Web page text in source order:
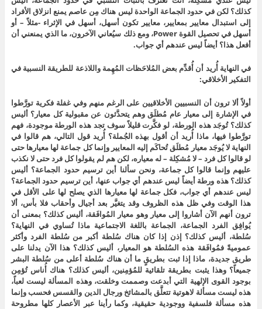
كذلك؟ لكن في حدود الجماعة الواحدة ليس هناك مِن عاصم يمنع انزلاق الأفراد
إلى استبدال معايير بمعايير، معايير تكون أسهل، أسهل في الإثراء -مثلاً – أو
أسهل في تحصيل القوة Power، ومع ذلك سيُعاني الآخرون، ما الذي يمنعني أن
أفعل هذا؟ أيضاً ليس عندهم أي جواب.
في النهاية أُريد أن أُقدِّم بعض المُلاحَظات المُهِمة واللاذعة للطريقة النسبية في
التفكير الأخلاقي:
أولاً ألا ترون أن النسبيين الأخلاقيين على الرغم منهم وفي غفلة فكرية تورَّطوا
في الإشارة إلى معيار عام مُطلَق وهم يتحدَّثون عن مقبولية كل معيار؟ أليس
كذلك؟ تُوجَد هذه الورطة، لو فكَّرت قليلاً سوف تجد هذه الورطة موجودة، فهم
تورَّطوا فيها، ماذا أُريد أن أقول بهذه الجُملة؟ أُريد قول التالي، هم قالوا في
النهاية لا يُوجَد معيار مُطلَق تُحاكَم إليه المعايير وإنما كل جماعة لها معيارها حتى
لو قالوا كل فرد – لا مُشكِلة – له معياره، لكن هم لم يقولوا كل فرد حتى لا نكذب
عليهم وإنما قالوا كل جماعة، ونحن سألنا أين ترسيم حدود الجماعة؟ أليس
كذلك؟ هذه ورطة أيضاً ليس عندهم أي جواب عنها، أين ترسيم حدود الجماعة؟
ليس عندهم أي جواب، فكل جماعة لها معيارها الذي يصلح لها على الأقل في
هذا الوقت وفي ظل هذه الظروف وقد يتغيَّر بعد أجيال وأحقاب فلا بأس، ألا
ترون أنهم الآن أشاروا إلى معيار وهو معيار المُوافَقة، أليس كذلك؟ بمعنى أن
يُوافِق الفرد الجماعة، الجماعة باللغة الاجتماعية ماذا تُساوي في النهاية؟
سُلطة، أليس كذلك؟ إذن إذا كان هناك سُلطة أكبر من سُلطة الفرد وأكثر
عموميةً فمُوافَقة هذه السُلطة هو المعيار، أليس كذلك؟ هذا الآن يدلنا على
طريق جديدة، ماذا إذا ثبت بطريقٍ ما أن هناك سُلطة أعلى من سُلطة البشر
جميعاً؟ وهذا يثبت بطريقة تلقائية للمُؤمِنين، أليس كذلك؟ هناك أُناس تُؤمِن
بوجود القوى الإلهية التي أبدعت وصممت وخلقت، وهذه المسألة ليست لعباً،
هذه ليست مسألة لاهوتية تتعلَّق بالمشائخ ورجال الدين والقسس فحسب وإنما
هذه مسألة فلسفية ووجودية حقيقية، وكما رأينا عبر الأعصار كلها مطروحة